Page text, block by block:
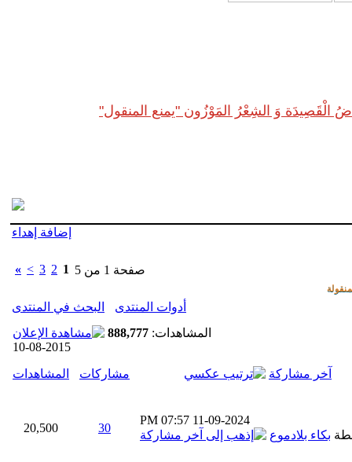
الْقَصِيدَة وَ الشِعْرُ المَوْزُون "يمنع المنقول"
إضافة إهداء
صفحة 1 من 5 1
2
3
>
»
أدوات المنتدى
البحث في المنتدى
المشاهدات: 888,777
10-08-2015
آخر مشاركة
مشاركات المشاهدات
11-09-2024
07:57 PM
بكاء بلادموع
30
20,500